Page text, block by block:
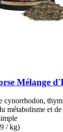
Mélange
cynorrhodon,
métabolisme et
/ kg)